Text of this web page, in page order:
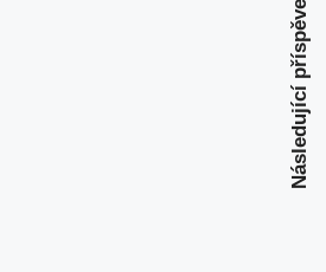
Následující příspěvek